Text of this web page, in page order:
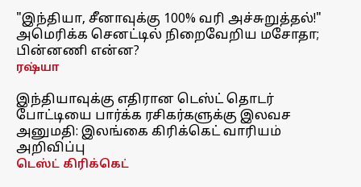
"இந்தியா, சீனாவுக்கு 100% வரி அச்சுறுத்தல்!"
அமெரிக்க செனட்டில் நிறைவேறிய மசோதா;
பின்னணி என்ன?
ரஷ்யா
இந்தியாவுக்கு எதிரான டெஸ்ட் தொடர்
போட்டியை பார்க்க ரசிகர்களுக்கு இலவச
அனுமதி: இலங்கை கிரிக்கெட் வாரியம்
அறிவிப்பு
டெஸ்ட் கிரிக்கெட்